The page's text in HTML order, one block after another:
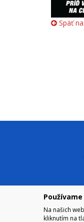
Na našich
kliknutím na
Späť
NAVIGÁCIA
Mesto